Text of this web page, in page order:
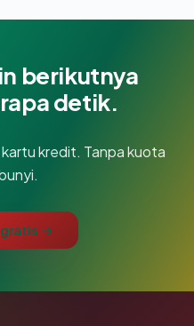
berikutnya
detik.
kredit. Tanpa kuota
gratis →